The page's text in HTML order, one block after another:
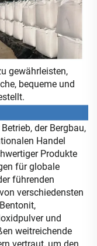
gewährleisten,
bequeme und
der Bergbau,
Handel
Produkte
für globale
führenden
verschiedensten
und
weitreichende